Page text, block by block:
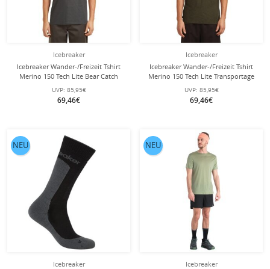
Icebreaker
Icebreaker Wander-/Freizeit Tshirt
Merino 150 Tech Lite Bear Catch
(100% Merinowolle) grau Herren
UVP: 85,95€
69,46€
Icebreaker
Icebreaker Wander-/Freizeit Tshirt
Merino 150 Tech Lite Transportage
(100% Merinowolle) dunkelgrün
Herren
UVP: 85,95€
69,46€
Icebreaker
NEU
Icebreaker
NEU